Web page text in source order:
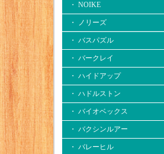
・ NOIKE
・ ノリーズ
・ バスパズル
・ バークレイ
・ ハイドアップ
・ ハドルストン
・ バイオベックス
・ バクシンルアー
・ バレーヒル